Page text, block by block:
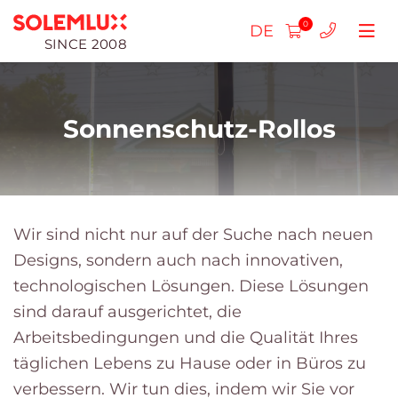
Rollläden Tag - Nacht
Rollläden Mini Tag-Nacht
Kassettenrollos
Rollläden Mini
Rollos für Dachfenster
Doppelte Plissee-Jalousien
Frei hängend
Für Oberlichter
Plissees MAX
Standard-Tag-Nacht-
Rollos Standard DN
Rollläden Mini Tag - Nacht
Kassettenrollos
Kassettenrollos
Rollos Standard
Rollläden Mini
Holzjalousien (25mm)
Holzjalousien (50mm)
Horizontaljalousien aus Aluminium
Insektenschutzgitter-Rahmen
Rollennetze
SINCE 2008
DE 0
Sonnenschutz-Rollos
Wir sind nicht nur auf der Suche nach neuen
Designs, sondern auch nach innovativen,
technologischen Lösungen. Diese Lösungen
sind darauf ausgerichtet, die
Arbeitsbedingungen und die Qualität Ihres
täglichen Lebens zu Hause oder in Büros zu
verbessern. Wir tun dies, indem wir Sie vor